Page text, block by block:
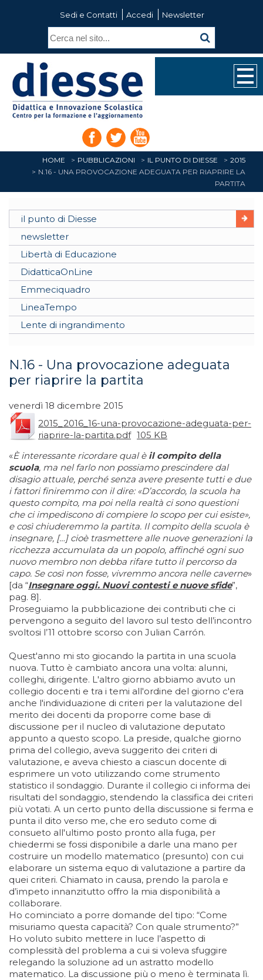
Sedi e Contatti Accedi Newsletter
HOME PUBBLICAZIONI IL PUNTO DI DIESSE
2015
N.16 - UNA PROVOCAZIONE ADEGUATA PER RIAPRIRE LA
PARTITA
il punto di Diesse
newsletter
Libertà di Educazione
DidatticaOnLine
Emmeciquadro
LineaTempo
Lente di ingrandimento
N.16 - Una provocazione adeguata
per riaprire la partita
venerdì 18 dicembre 2015
2015_2016_16-una-provocazione-adeguata-per-
riaprire-la-partita.pdf 105 KB
«È interessante ricordare qual è il compito della
scuola, ma nel farlo non possiamo prescindere dal
disagio attuale, perché senza avere presente tutti e due
i fattori finiremmo con il dire: «D’accordo, la scuola ha
questo compito, ma poi nella realtà ci sono questioni
che ci impediscono di compiere lo scopo per cui esiste»,
e così chiuderemmo la partita. Il compito della scuola è
insegnare, […] cioè trasmettere alle nuove generazioni la
ricchezza accumulata da un popolo, affinché ogni suo
nuovo membro non debba rifare tutto il percorso da
capo. Se così non fosse, vivremmo ancora nelle caverne»
[da “Insegnare oggi. Nuovi contesti e nuove sfide”,
pag. 8].
Proseguiamo la pubblicazione dei contributi che ci
pervengono a seguito del lavoro sul testo dell’incontro
svoltosi l’11 ottobre scorso con Julian Carrón.
Quest'anno mi sto giocando la partita in una scuola
nuova. Tutto è cambiato ancora una volta: alunni,
colleghi, dirigente. L'altro giorno abbiamo avuto un
collegio docenti e tra i temi all'ordine del giorno c'era
anche l'individuazione di criteri per la valutazione del
merito dei docenti da proporre come base di
discussione per il nucleo di valutazione deputato
appunto a questo scopo. La preside, qualche giorno
prima del collegio, aveva suggerito dei criteri di
valutazione, e aveva chiesto a ciascun docente di
esprimere un voto utilizzando come strumento
statistico il sondaggio. Durante il collegio ci informa dei
risultati del sondaggio, stendendo la classifica dei criteri
più votati. A un certo punto della discussione si ferma e
punta il dito verso me, che ero seduto come di
consueto all'ultimo posto pronto alla fuga, per
chiedermi se fossi disponibile a darle una mano per
costruire un modello matematico (presunto) con cui
elaborare un sistema equo di valutazione a partire da
quei criteri. Chiamato in causa, prendo la parola e
d’impeto innanzitutto offro la mia disponibilità a
collaborare.
Ho cominciato a porre domande del tipo: “Come
misuriamo questa capacità? Con quale strumento?”
Ho voluto subito mettere in luce l’aspetto di
complessità del problema a cui si voleva sfuggire
relegando la soluzione ad un astratto modello
matematico. La discussione più o meno è terminata lì.